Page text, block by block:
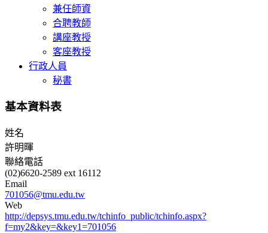
兼任師資
合聘教師
講座教授
客座教授
行政人員
秘書
基本資料表
姓名
許明暉
聯絡電話
(02)6620-2589 ext 16112
Email
701056@tmu.edu.tw
Web
http://depsys.tmu.edu.tw/tchinfo_public/tchinfo.aspx?
f=my2&key=&key1=701056